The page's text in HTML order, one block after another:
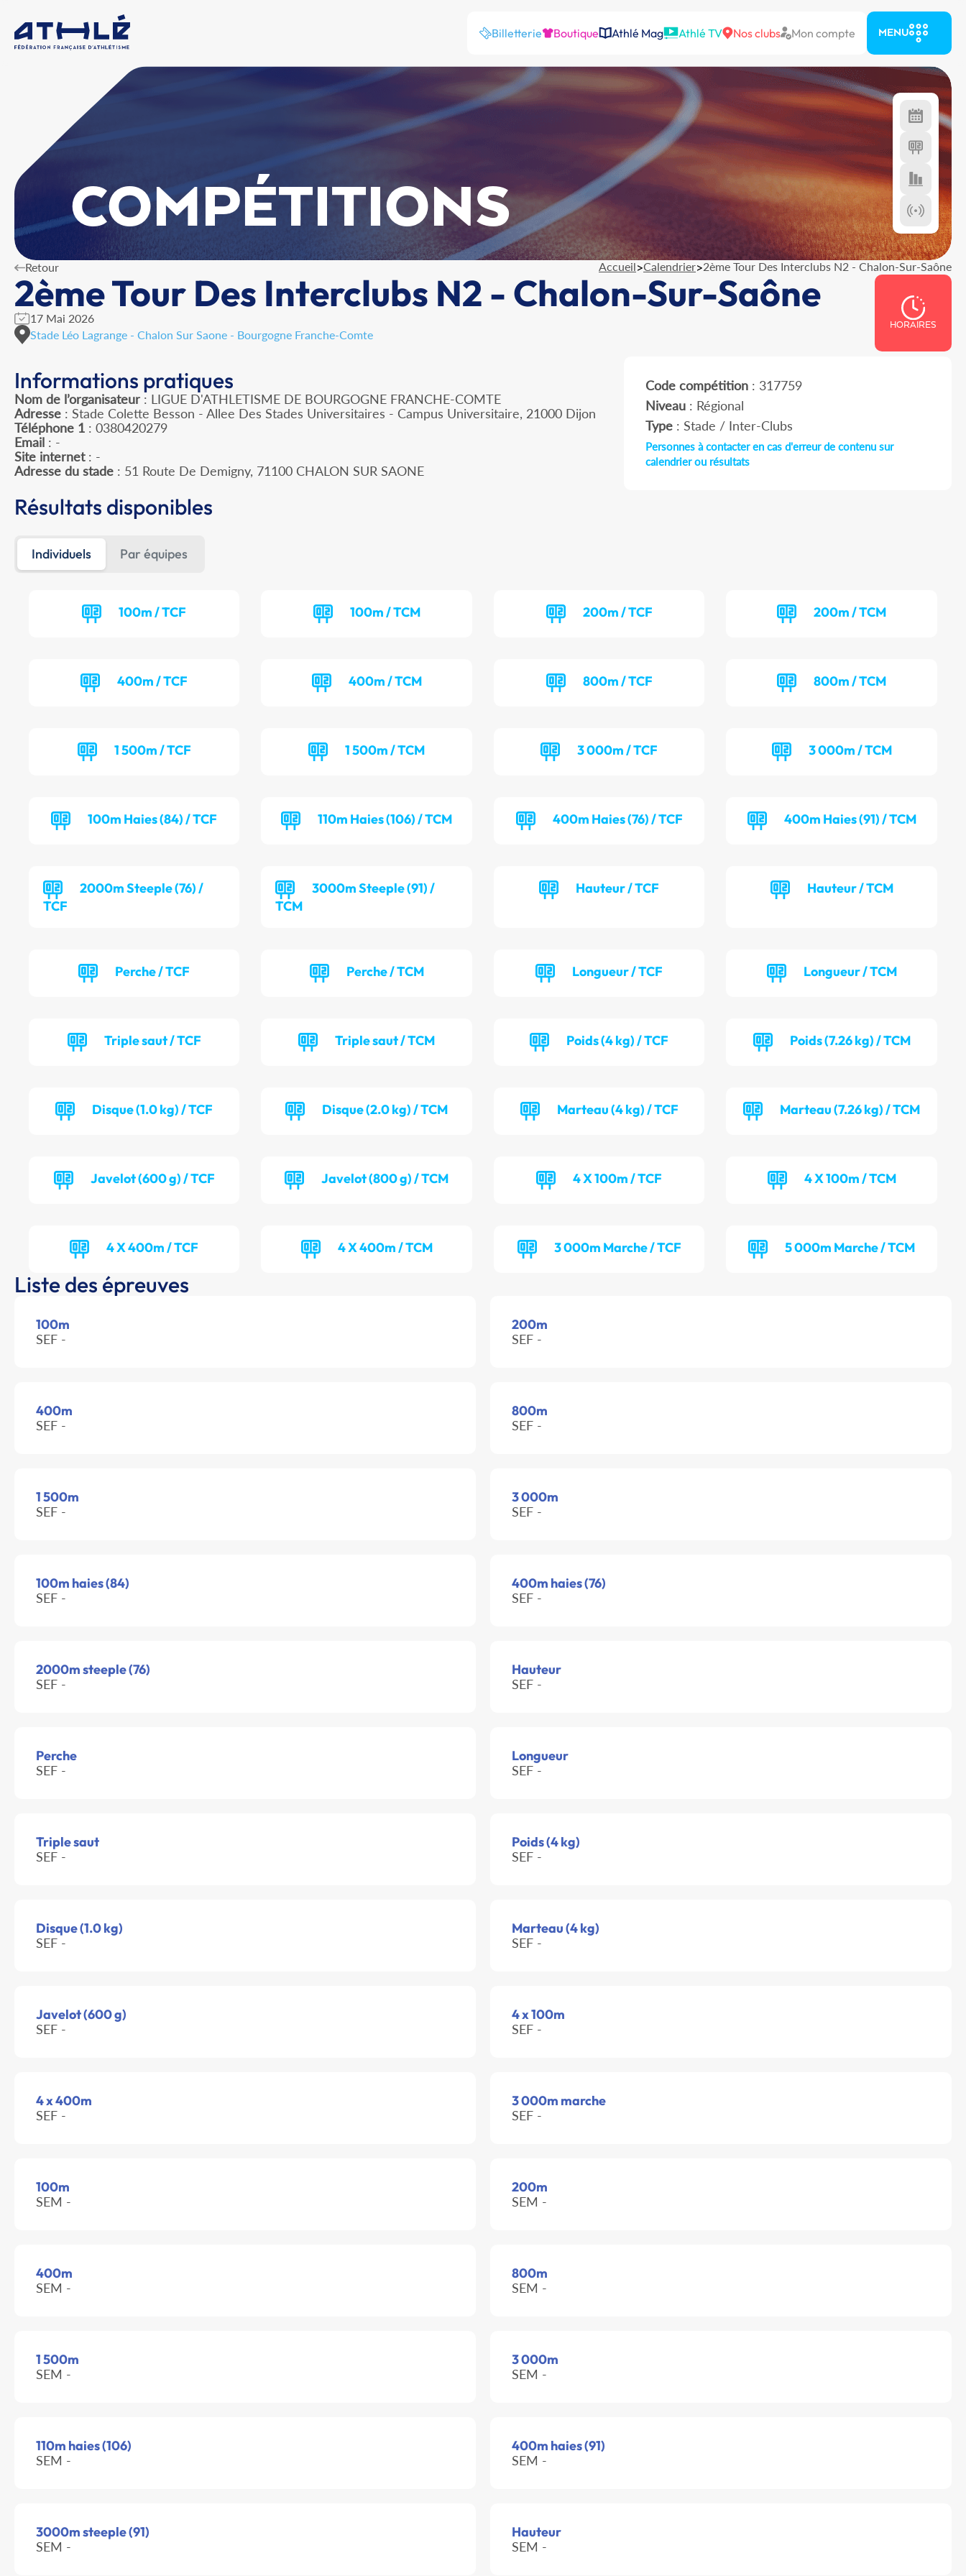
Billetterie Boutique Athlé Mag Athlé TV Nos clubs Mon compte MENU
COMPÉTITIONS
Retour Accueil>Calendrier>2ème Tour Des Interclubs N2 - Chalon-Sur-Saône
2ème Tour Des Interclubs N2 - Chalon-Sur-Saône
17 Mai 2026
Stade Léo Lagrange - Chalon Sur Saone - Bourgogne Franche-Comte
HORAIRES
Informations pratiques
Nom de l’organisateur : LIGUE D'ATHLETISME DE BOURGOGNE FRANCHE-COMTE
Adresse : Stade Colette Besson - Allee Des Stades Universitaires - Campus Universitaire, 21000 Dijon
Téléphone 1 : 0380420279
Email : -
Site internet: -
Adresse du stade : 51 Route De Demigny, 71100 CHALON SUR SAONE
Code compétition: 317759
Niveau: Régional
Type: Stade / Inter-Clubs
Personnes à contacter en cas d'erreur de contenu sur
calendrier ou résultats
Résultats disponibles
Individuels Par équipes
100m / TCF 100m / TCM 200m / TCF 200m / TCM
400m / TCF 400m / TCM 800m / TCF 800m / TCM
1 500m / TCF 1 500m / TCM 3 000m / TCF 3 000m / TCM
100m Haies (84) / TCF 110m Haies (106) / TCM 400m Haies (76) / TCF 400m Haies (91) / TCM
2000m Steeple (76) /
TCF
3000m Steeple (91) /
TCM
Hauteur / TCF Hauteur / TCM
Perche / TCF Perche / TCM Longueur / TCF Longueur / TCM
Triple saut / TCF Triple saut / TCM Poids (4 kg) / TCF Poids (7.26 kg) / TCM
Disque (1.0 kg) / TCF Disque (2.0 kg) / TCM Marteau (4 kg) / TCF Marteau (7.26 kg) / TCM
Javelot (600 g) / TCF Javelot (800 g) / TCM 4 X 100m / TCF 4 X 100m / TCM
4 X 400m / TCF 4 X 400m / TCM 3 000m Marche / TCF 5 000m Marche / TCM
Liste des épreuves
100m
SEF -
200m
SEF -
400m
SEF -
800m
SEF -
1 500m
SEF -
3 000m
SEF -
100m haies (84)
SEF -
400m haies (76)
SEF -
2000m steeple (76)
SEF -
Hauteur
SEF -
Perche
SEF -
Longueur
SEF -
Triple saut
SEF -
Poids (4 kg)
SEF -
Disque (1.0 kg)
SEF -
Marteau (4 kg)
SEF -
Javelot (600 g)
SEF -
4 x 100m
SEF -
4 x 400m
SEF -
3 000m marche
SEF -
100m
SEM -
200m
SEM -
400m
SEM -
800m
SEM -
1 500m
SEM -
3 000m
SEM -
110m haies (106)
SEM -
400m haies (91)
SEM -
3000m steeple (91)
SEM -
Hauteur
SEM -